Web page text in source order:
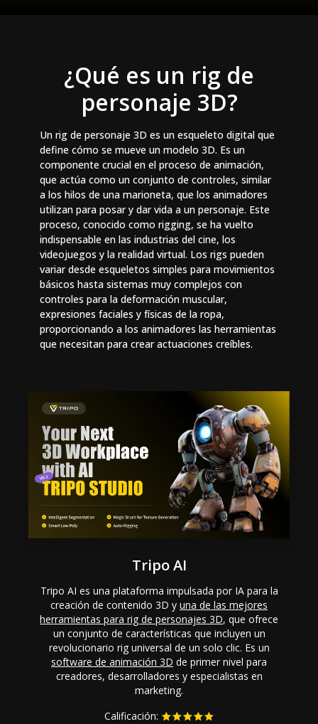
¿Qué es un rig de
personaje 3D?
Un rig de personaje 3D es un esqueleto digital que
define cómo se mueve un modelo 3D. Es un
componente crucial en el proceso de animación,
que actúa como un conjunto de controles, similar
a los hilos de una marioneta, que los animadores
utilizan para posar y dar vida a un personaje. Este
proceso, conocido como rigging, se ha vuelto
indispensable en las industrias del cine, los
videojuegos y la realidad virtual. Los rigs pueden
variar desde esqueletos simples para movimientos
básicos hasta sistemas muy complejos con
controles para la deformación muscular,
expresiones faciales y físicas de la ropa,
proporcionando a los animadores las herramientas
que necesitan para crear actuaciones creíbles.
Tripo AI
Tripo AI es una plataforma impulsada por IA para la
creación de contenido 3D y una de las mejores
herramientas para rig de personajes 3D, que ofrece
un conjunto de características que incluyen un
revolucionario rig universal de un solo clic. Es un
software de animación 3D de primer nivel para
creadores, desarrolladores y especialistas en
marketing.
Calificación: